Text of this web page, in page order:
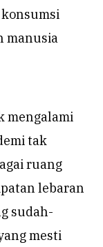
manusia
mengalami
tak
ruang
lebaran
sudah-
mesti